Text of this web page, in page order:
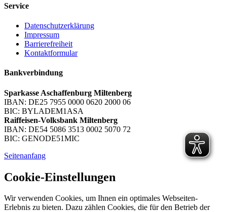
Service
Datenschutzerklärung
Impressum
Barrierefreiheit
Kontaktformular
Bankverbindung
Sparkasse Aschaffenburg Miltenberg
IBAN: DE25 7955 0000 0620 2000 06
BIC: BYLADEM1ASA
Raiffeisen-Volksbank Miltenberg
IBAN: DE54 5086 3513 0002 5070 72
BIC: GENODE51MIC
Seitenanfang
Cookie-Einstellungen
Wir verwenden Cookies, um Ihnen ein optimales Webseiten-
Erlebnis zu bieten. Dazu zählen Cookies, die für den Betrieb der